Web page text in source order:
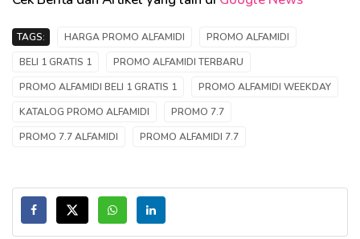
TAGS: HARGA PROMO ALFAMIDI
PROMO ALFAMIDI
BELI 1 GRATIS 1
PROMO ALFAMIDI TERBARU
PROMO ALFAMIDI BELI 1 GRATIS 1
PROMO ALFAMIDI WEEKDAY
KATALOG PROMO ALFAMIDI
PROMO 7.7
PROMO 7.7 ALFAMIDI
PROMO ALFAMIDI 7.7